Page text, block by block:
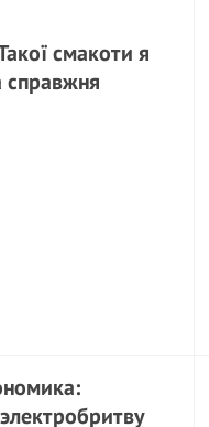
смакоти я
справжня